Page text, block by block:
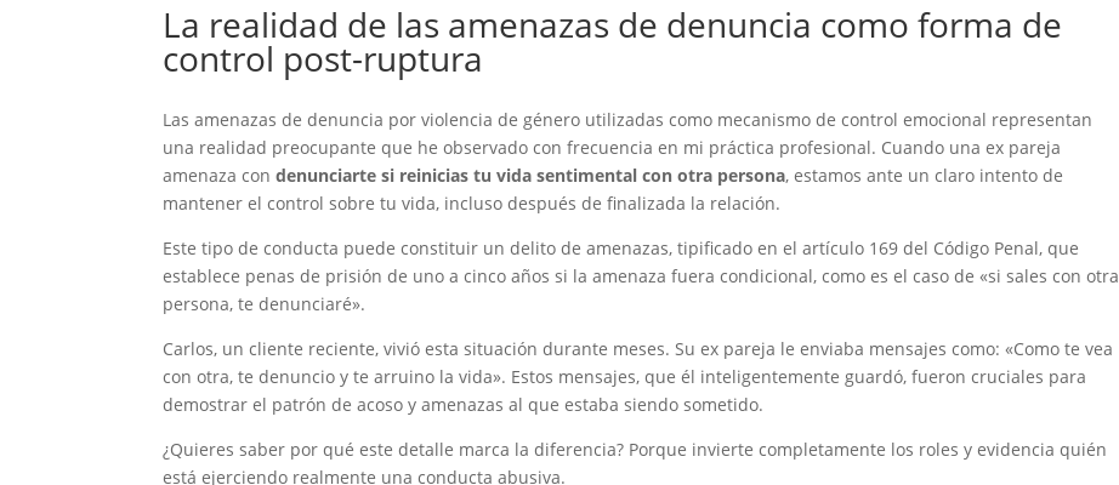
La realidad de las amenazas de denuncia como forma de
control post-ruptura
Las amenazas de denuncia por violencia de género utilizadas como mecanismo de control emocional representan
una realidad preocupante que he observado con frecuencia en mi práctica profesional. Cuando una ex pareja
amenaza condenunciarte si reinicias tu vida sentimental con otra persona, estamos ante un claro intento de
mantener el control sobre tu vida, incluso después de finalizada la relación.
Este tipo de conducta puede constituir un delito de amenazas, tipificado en el artículo 169 del Código Penal, que
establece penas de prisión de uno a cinco años si la amenaza fuera condicional, como es el caso de «si sales con otra
persona, te denunciaré».
Carlos, un cliente reciente, vivió esta situación durante meses. Su ex pareja le enviaba mensajes como: «Como te vea
con otra, te denuncio y te arruino la vida». Estos mensajes, que él inteligentemente guardó, fueron cruciales para
demostrar el patrón de acoso y amenazas al que estaba siendo sometido.
¿Quieres saber por qué este detalle marca la diferencia? Porque invierte completamente los roles y evidencia quién
está ejerciendo realmente una conducta abusiva.